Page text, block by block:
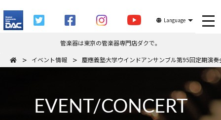
Language
管楽器は東京の管楽器専門店ダクで。
イベント情報
慶應義塾大学ウインドアンサンブル第95回定期演奏
EVENT/CONCERT